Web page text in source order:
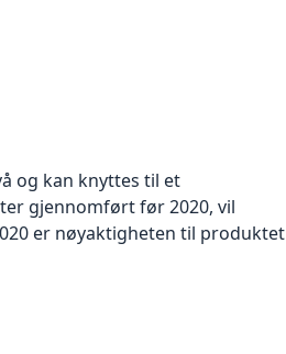
og kan knyttes til et
gjennomført før 2020, vil
er nøyaktigheten til produktet